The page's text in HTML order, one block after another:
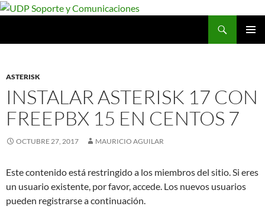
Saltar
ASTERISK
INSTALAR ASTERISK 17 CON
FREEPBX 15 EN CENTOS 7
OCTUBRE 27, 2017 MAURICIO AGUILAR
Este contenido está restringido a los miembros del sitio. Si eres
un usuario existente, por favor, accede. Los nuevos usuarios
pueden registrarse a continuación.